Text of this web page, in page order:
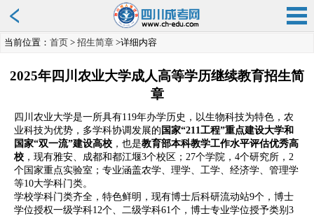
当前位置： 首页 > 招生简章 >详细内容
2025年四川农业大学成人高等学历继续教育招生简
章
四川农业大学是一所具有119年办学历史，以生物科技为特色，农
业科技为优势，多学科协调发展的国家“211工程”重点建设大学和
国家“双一流”建设高校 ，也是教育部本科教学工作水平评估优秀高
校 ，现有雅安、成都和都江堰3个校区；27个学院，4个研究所，2
个国家重点实验室；专业涵盖农学、理学、工学、经济学、管理学
等10大学科门类。
学校学科门类齐全，特色鲜明，现有博士后科研流动站9个，博士
学位授权一级学科12个、二级学科61个，博士专业学位授予类别3